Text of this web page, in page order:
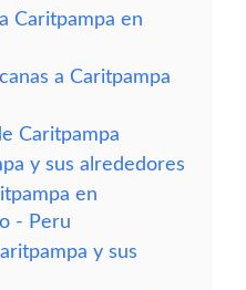
Caritpampa en
a Caritpampa
Caritpampa
y sus alrededores
en
- Peru
y sus